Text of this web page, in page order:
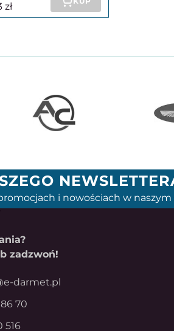
i nowościach w naszym
zadzwoń!
darmet.pl
70
516